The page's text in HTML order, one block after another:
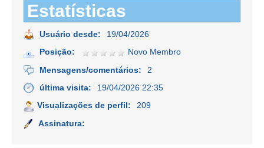
Estatísticas
Usuário desde:
19/04/2026
Posição:
Novo Membro
Mensagens/comentários:
2
última visita:
19/04/2026 22:35
Visualizações de perfil:
209
Assinatura: